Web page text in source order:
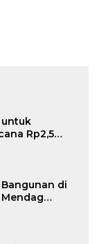
untuk
Rp2,5
di